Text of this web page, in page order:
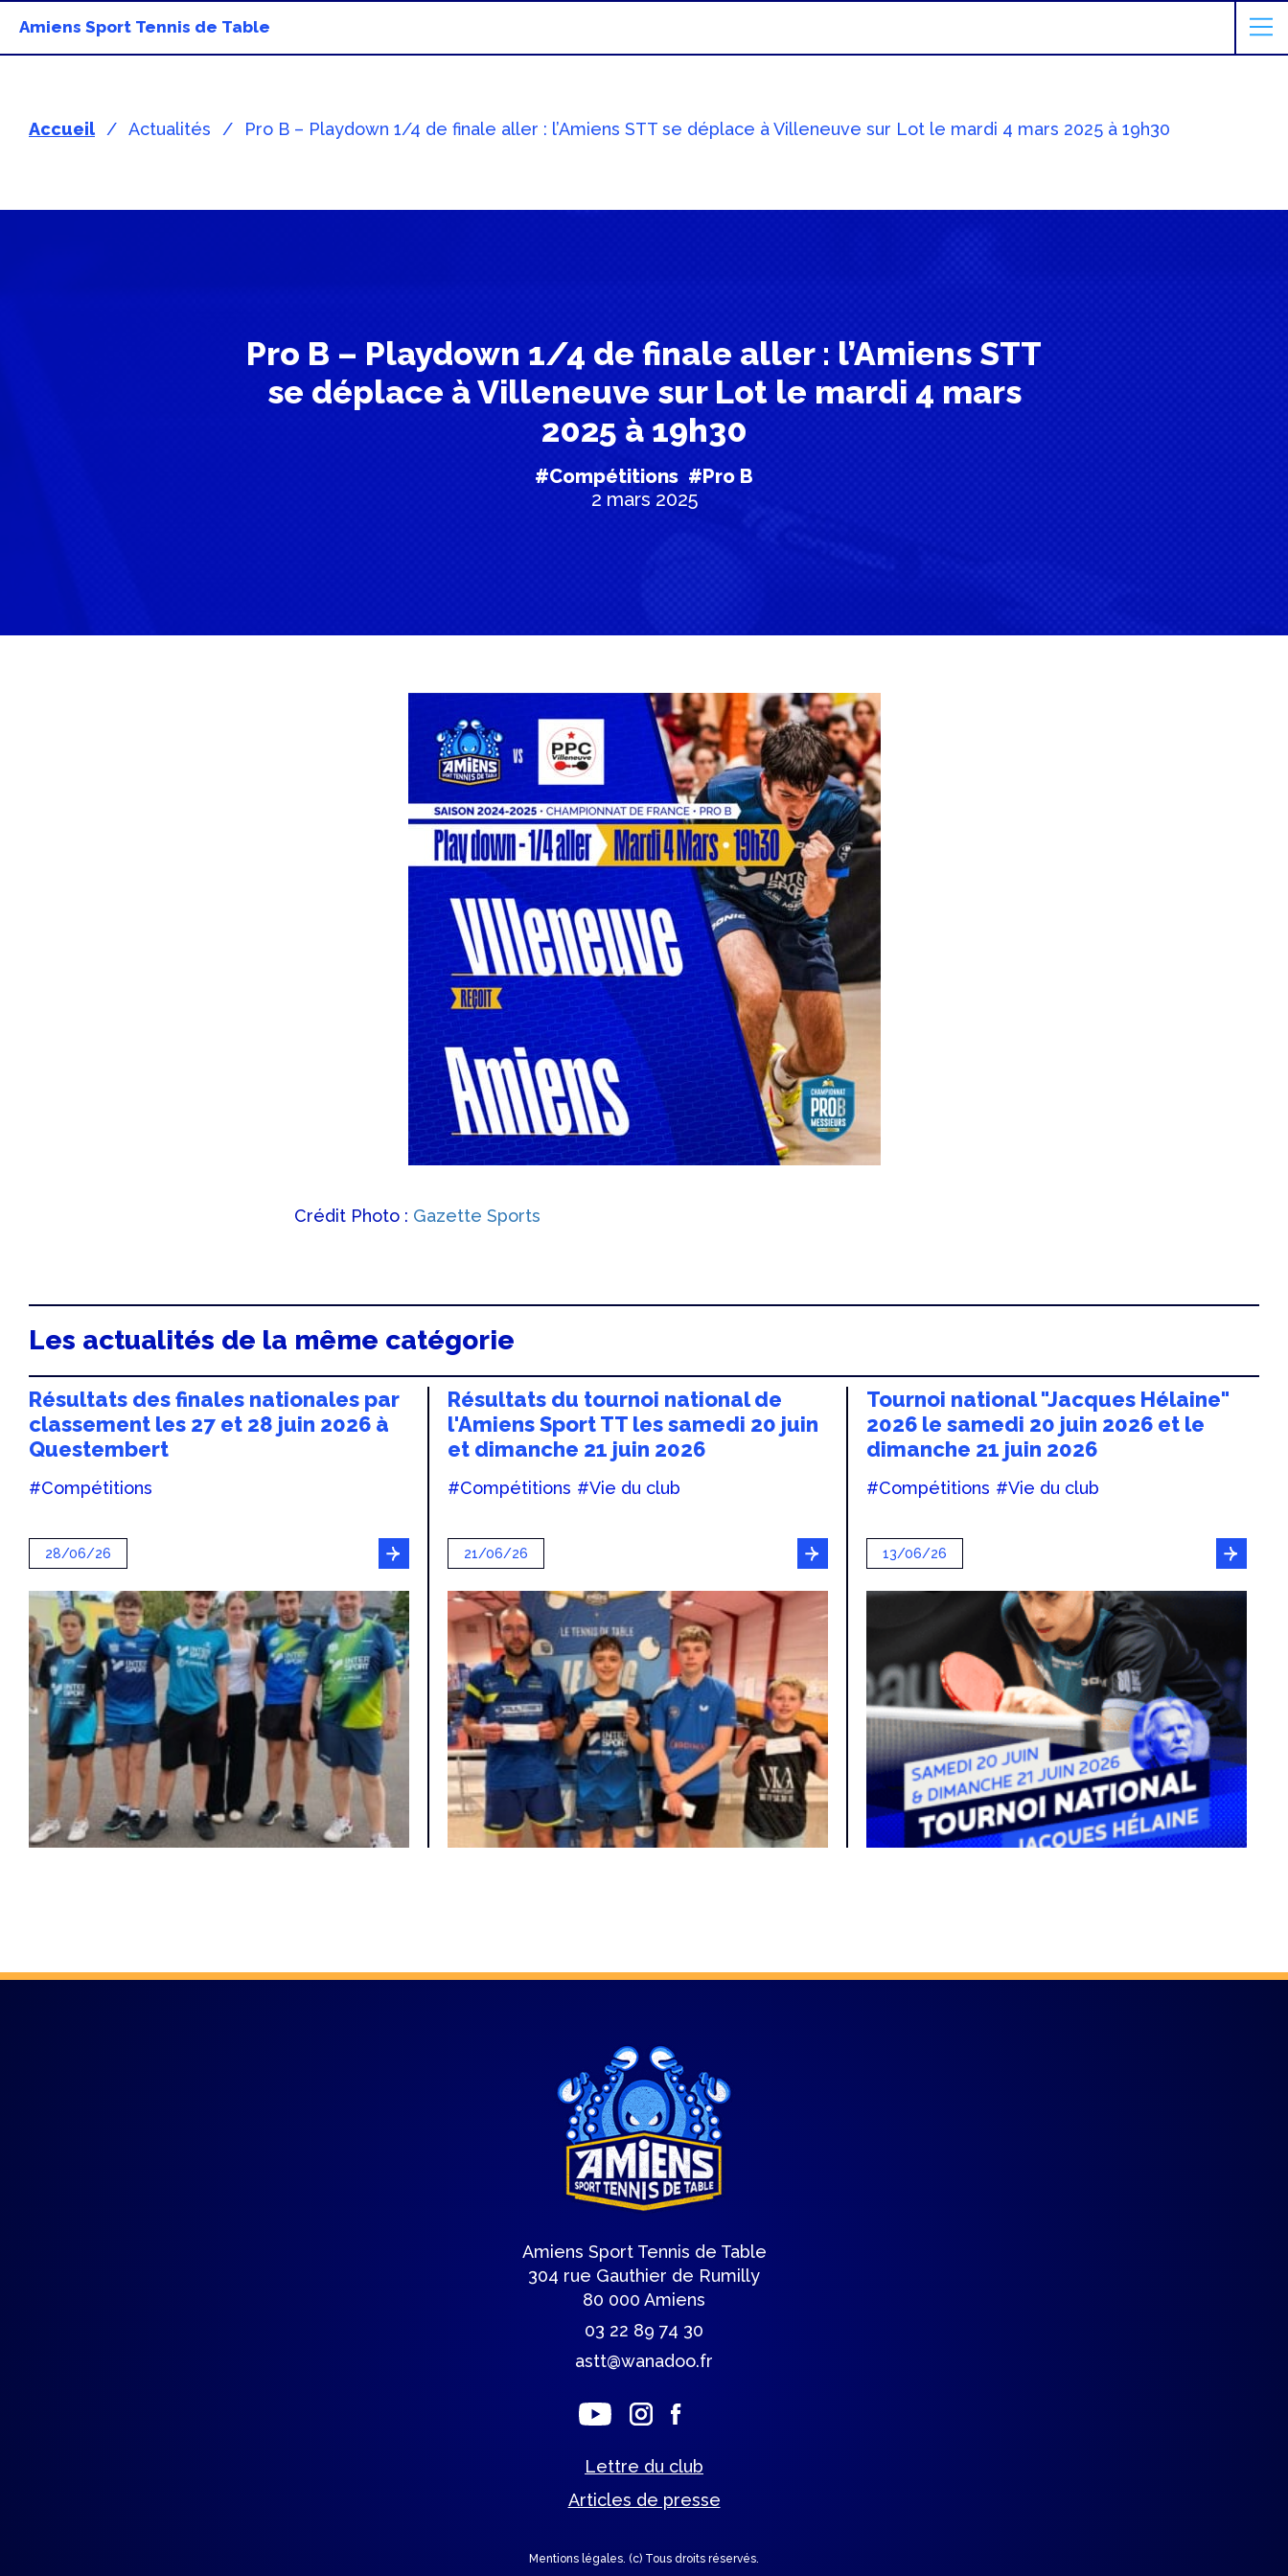
Amiens Sport Tennis de Table
Accueil Actualités Pro B – Playdown 1/4 de finale aller : l’Amiens STT se déplace à Villeneuve sur Lot le mardi 4 mars 2025 à 19h30
Pro B – Playdown 1/4 de finale aller : l’Amiens STT
se déplace à Villeneuve sur Lot le mardi 4 mars
2025 à 19h30
#Compétitions #Pro B
2 mars 2025
Crédit Photo : Gazette Sports
Les actualités de la même catégorie
Résultats des finales nationales par
classement les 27 et 28 juin 2026 à
Questembert
#Compétitions
28/06/26
Résultats du tournoi national de
l'Amiens Sport TT les samedi 20 juin
et dimanche 21 juin 2026
#Compétitions #Vie du club
21/06/26
Tournoi national "Jacques Hélaine"
2026 le samedi 20 juin 2026 et le
dimanche 21 juin 2026
#Compétitions #Vie du club
13/06/26
Amiens Sport Tennis de Table
304 rue Gauthier de Rumilly
80 000 Amiens
03 22 89 74 30
astt@wanadoo.fr
Lettre du club
Articles de presse
Mentions légales. (c) Tous droits réservés.